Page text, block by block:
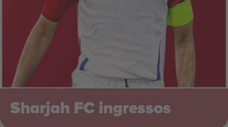
Sharjah FC ingressos